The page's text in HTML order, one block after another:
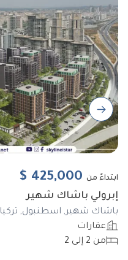
ابتداءً من 425,000
$
إبرولي باشاك شهير
باشاك شهير, اسطنبول, تركيا
عقارات
من 2 إلى 2
Next slide